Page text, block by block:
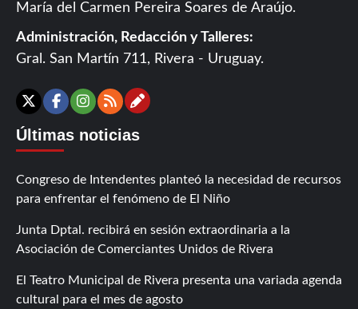
María del Carmen Pereira Soares de Araújo.
Administración, Redacción y Talleres:
Gral. San Martín 711, Rivera - Uruguay.
X Facebook
Instagram
RSSContáctanos
Últimas noticias
Congreso de Intendentes planteó la necesidad de recursos
para enfrentar el fenómeno de El Niño
Junta Dptal. recibirá en sesión extraordinaria a la
Asociación de Comerciantes Unidos de Rivera
El Teatro Municipal de Rivera presenta una variada agenda
cultural para el mes de agosto